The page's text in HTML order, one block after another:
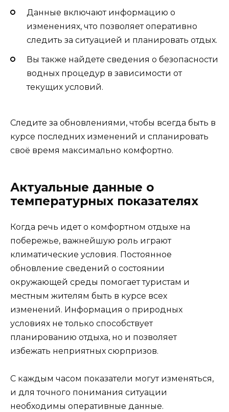
Данные включают информацию о
изменениях, что позволяет оперативно
следить за ситуацией и планировать отдых.
Вы также найдете сведения о безопасности
водных процедур в зависимости от
текущих условий.
Следите за обновлениями, чтобы всегда быть в
курсе последних изменений и спланировать
своё время максимально комфортно.
Актуальные данные о
температурных показателях
Когда речь идет о комфортном отдыхе на
побережье, важнейшую роль играют
климатические условия. Постоянное
обновление сведений о состоянии
окружающей среды помогает туристам и
местным жителям быть в курсе всех
изменений. Информация о природных
условиях не только способствует
планированию отдыха, но и позволяет
избежать неприятных сюрпризов.
С каждым часом показатели могут изменяться,
и для точного понимания ситуации
необходимы оперативные данные.